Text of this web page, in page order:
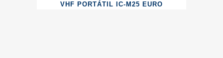
VHF PORTÁTIL IC-M25 EURO